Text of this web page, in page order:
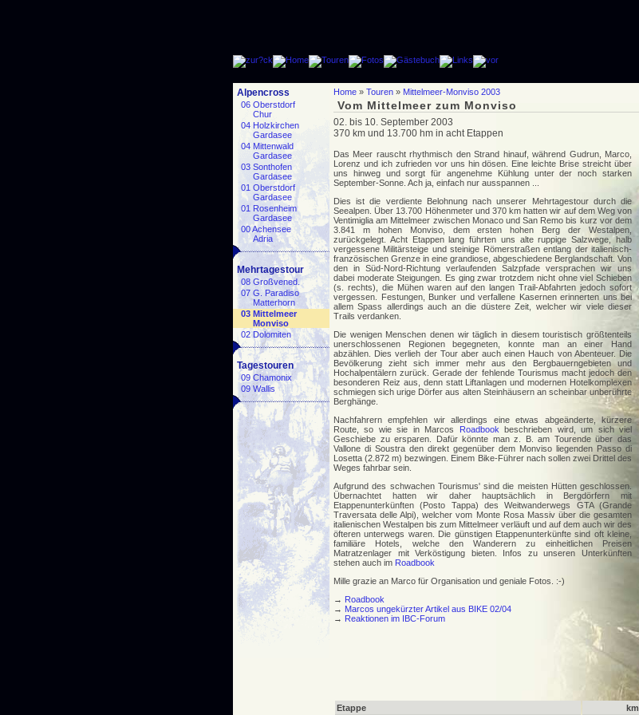
Alpencross
06 Oberstdorf
Chur
04 Holzkirchen
Gardasee
04 Mittenwald
Gardasee
03 Sonthofen
Gardasee
01 Oberstdorf
Gardasee
01 Rosenheim
Gardasee
00 Achensee
Adria
Mehrtagestour
08 Großvened.
07 G. Paradiso
Matterhorn
03 Mittelmeer
Monviso
02 Dolomiten
Tagestouren
09 Chamonix
09 Wallis
Home » Touren » Mittelmeer-Monviso 2003
Vom Mittelmeer zum Monviso
02. bis 10. September 2003
370 km und 13.700 hm in acht Etappen
Das Meer rauscht rhythmisch den Strand hinauf, während Gudrun, Marco,
Lorenz und ich zufrieden vor uns hin dösen. Eine leichte Brise streicht über
uns hinweg und sorgt für angenehme Kühlung unter der noch starken
September-Sonne. Ach ja, einfach nur ausspannen ...
Dies ist die verdiente Belohnung nach unserer Mehrtagestour durch die
Seealpen. Über 13.700 Höhenmeter und 370 km hatten wir auf dem Weg von
Ventimiglia am Mittelmeer zwischen Monaco und San Remo bis kurz vor dem
3.841 m hohen Monviso, dem ersten hohen Berg der Westalpen,
zurückgelegt. Acht Etappen lang führten uns alte ruppige Salzwege, halb
vergessene Militärsteige und steinige Römerstraßen entlang der italienisch-
französischen Grenze in eine grandiose, abgeschiedene Berglandschaft. Von
den in Süd-Nord-Richtung verlaufenden Salzpfade versprachen wir uns
dabei moderate Steigungen. Es ging zwar trotzdem nicht ohne viel Schieben
(s. rechts), die Mühen waren auf den langen Trail-Abfahrten jedoch sofort
vergessen. Festungen, Bunker und verfallene Kasernen erinnerten uns bei
allem Spass allerdings auch an die düstere Zeit, welcher wir viele dieser
Trails verdanken.
Die wenigen Menschen denen wir täglich in diesem touristisch größtenteils
unerschlossenen Regionen begegneten, konnte man an einer Hand
abzählen. Dies verlieh der Tour aber auch einen Hauch von Abenteuer. Die
Bevölkerung zieht sich immer mehr aus den Bergbauerngebieten und
Hochalpentälern zurück. Gerade der fehlende Tourismus macht jedoch den
besonderen Reiz aus, denn statt Liftanlagen und modernen Hotelkomplexen
schmiegen sich urige Dörfer aus alten Steinhäusern an scheinbar unberührte
Berghänge.
Nachfahrern empfehlen wir allerdings eine etwas abgeänderte, kürzere
Route, so wie sie in Marcos
Roadbook beschrieben wird, um sich viel
Geschiebe zu ersparen. Dafür könnte man z. B. am Tourende über das
Vallone di Soustra den direkt gegenüber dem Monviso liegenden Passo di
Losetta (2.872 m) bezwingen. Einem Bike-Führer nach sollen zwei Drittel des
Weges fahrbar sein.
Aufgrund des schwachen Tourismus' sind die meisten Hütten geschlossen.
Übernachtet hatten wir daher hauptsächlich in Bergdörfern mit
Etappenunterkünften (Posto Tappa) des Weitwanderwegs GTA (Grande
Traversata delle Alpi), welcher vom Monte Rosa Massiv über die gesamten
italienischen Westalpen bis zum Mittelmeer verläuft und auf dem auch wir des
öfteren unterwegs waren. Die günstigen Etappenunterkünfte sind oft kleine,
familiäre Hotels, welche den Wanderern zu einheitlichen Preisen
Matratzenlager mit Verköstigung bieten. Infos zu unseren Unterkünften
stehen auch im Roadbook
Mille grazie an Marco für Organisation und geniale Fotos. :-)
→ Roadbook
→ Marcos ungekürzter Artikel aus BIKE 02/04
→ Reaktionen im IBC-Forum
Etappe km